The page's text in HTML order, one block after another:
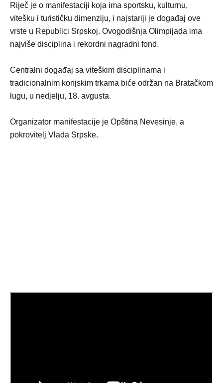
Riječ je o manifestaciji koja ima sportsku, kulturnu,
vitešku i turističku dimenziju, i najstariji je događaj ove
vrste u Republici Srpskoj. Ovogodišnja Olimpijada ima
najviše disciplina i rekordni nagradni fond.
Centralni događaj sa viteškim disciplinama i
tradicionalnim konjskim trkama biće održan na Bratačkom
lugu, u nedjelju, 18. avgusta.
Organizator manifestacije je Opština Nevesinje, a
pokrovitelj Vlada Srpske.